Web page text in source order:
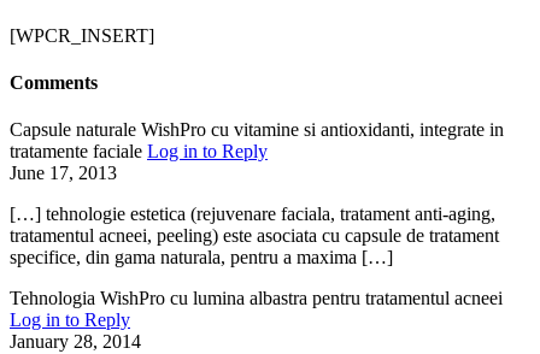
[WPCR_INSERT]
Comments
Capsule naturale WishPro cu vitamine si antioxidanti, integrate in
tratamente faciale Log in to Reply
June 17, 2013
[…] tehnologie estetica (rejuvenare faciala, tratament anti-aging,
tratamentul acneei, peeling) este asociata cu capsule de tratament
specifice, din gama naturala, pentru a maxima […]
Tehnologia WishPro cu lumina albastra pentru tratamentul acneei
Log in to Reply
January 28, 2014